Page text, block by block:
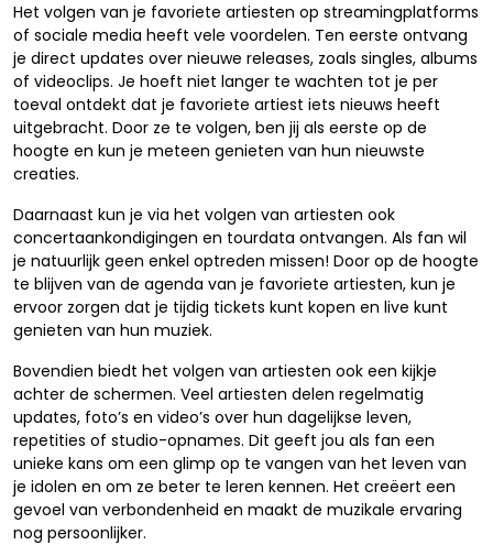
Het volgen van je favoriete artiesten op streamingplatforms
of sociale media heeft vele voordelen. Ten eerste ontvang
je direct updates over nieuwe releases, zoals singles, albums
of videoclips. Je hoeft niet langer te wachten tot je per
toeval ontdekt dat je favoriete artiest iets nieuws heeft
uitgebracht. Door ze te volgen, ben jij als eerste op de
hoogte en kun je meteen genieten van hun nieuwste
creaties.
Daarnaast kun je via het volgen van artiesten ook
concertaankondigingen en tourdata ontvangen. Als fan wil
je natuurlijk geen enkel optreden missen! Door op de hoogte
te blijven van de agenda van je favoriete artiesten, kun je
ervoor zorgen dat je tijdig tickets kunt kopen en live kunt
genieten van hun muziek.
Bovendien biedt het volgen van artiesten ook een kijkje
achter de schermen. Veel artiesten delen regelmatig
updates, foto’s en video’s over hun dagelijkse leven,
repetities of studio-opnames. Dit geeft jou als fan een
unieke kans om een glimp op te vangen van het leven van
je idolen en om ze beter te leren kennen. Het creëert een
gevoel van verbondenheid en maakt de muzikale ervaring
nog persoonlijker.